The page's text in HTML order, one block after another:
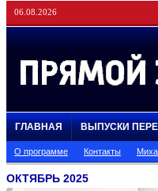
06.08.2026
ГЛАВНАЯ ВЫПУСКИ
О программе Контакты
ОКТЯБРЬ 2025